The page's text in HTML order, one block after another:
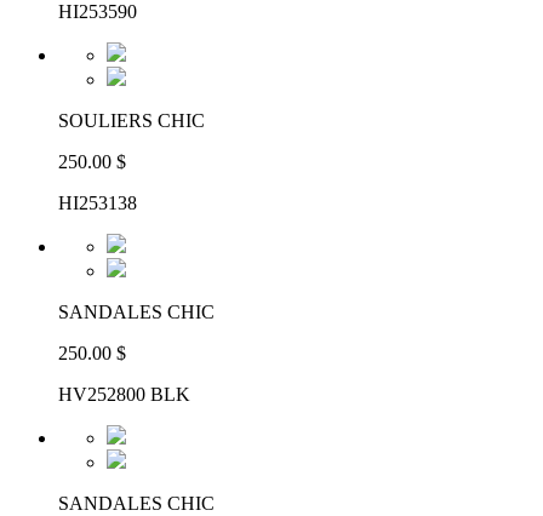
HI253590
SOULIERS CHIC
250.00 $
HI253138
SANDALES CHIC
250.00 $
HV252800 BLK
SANDALES CHIC